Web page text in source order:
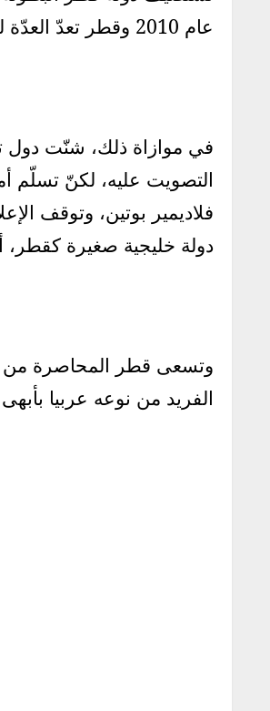
عام 2010 وقطر تعدّ العدّة لبناء أفضل الملاعب العصرية وتهيئة البنى التحتية اللازمة لحدث سيحضره ملايين المشجعين من أنحاء العالم.
في موازاة ذلك، شنّت دول
فلاديمير بوتين، وتوقف
دولة خليجية صغيرة
الفريد من نوعه عربيا